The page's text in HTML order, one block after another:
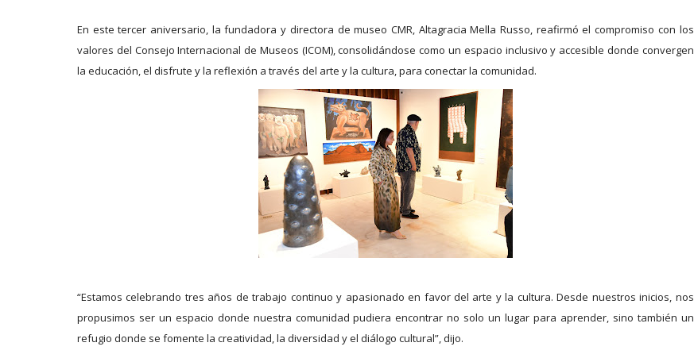
En este tercer aniversario, la fundadora y directora de museo CMR, Altagracia Mella Russo, reafirmó el compromiso con los
valores del Consejo Internacional de Museos (ICOM), consolidándose como un espacio inclusivo y accesible donde convergen
la educación, el disfrute y la reflexión a través del arte y la cultura, para conectar la comunidad.
“Estamos celebrando tres años de trabajo continuo y apasionado en favor del arte y la cultura. Desde nuestros inicios, nos
propusimos ser un espacio donde nuestra comunidad pudiera encontrar no solo un lugar para aprender, sino también un
refugio donde se fomente la creatividad, la diversidad y el diálogo cultural”, dijo.